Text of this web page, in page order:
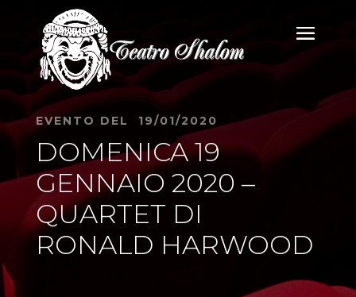
EVENTO DEL 19/01/2020
DOMENICA 19
GENNAIO 2020 –
QUARTET DI
RONALD HARWOOD